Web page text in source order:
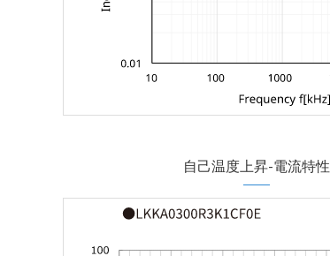
自己温度上昇-電流特性